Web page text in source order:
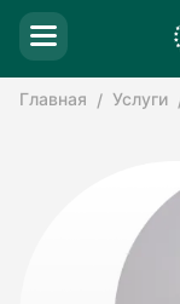
Главная Услуги